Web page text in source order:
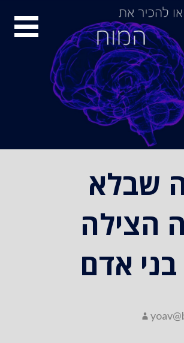
שבלא
הצילה
בני אדם